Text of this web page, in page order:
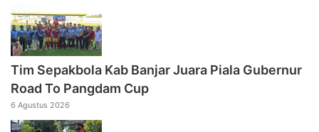
Tim Sepakbola Kab Banjar Juara Piala Gubernur
Road To Pangdam Cup
6 Agustus 2026